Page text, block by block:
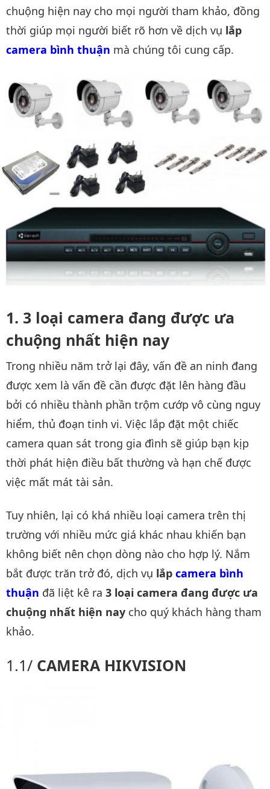
chuộng hiện nay cho mọi người tham khảo, đồng
thời giúp mọi người biết rõ hơn về dịch vụ lắp
camera bình thuận mà chúng tôi cung cấp.
3 loại camera đang được ưa
chuộng nhất hiện nay
Trong nhiều năm trở lại đây, vấn đề an ninh đang
được xem là vấn đề cần được đặt lên hàng đầu
bởi có nhiều thành phần trộm cướp vô cùng nguy
hiểm, thủ đoạn tinh vi. Việc lắp đặt một chiếc
camera quan sát trong gia đình sẽ giúp bạn kịp
thời phát hiện điều bất thường và hạn chế được
việc mất mát tài sản.
Tuy nhiên, lại có khá nhiều loại camera trên thị
trường với nhiều mức giá khác nhau khiến bạn
không biết nên chọn dòng nào cho hợp lý. Nắm
bắt được trăn trở đó, dịch vụ lắp camera bình
thuận đã liệt kê ra 3 loại camera đang được ưa
chuộng nhất hiện nay cho quý khách hàng tham
khảo.
CAMERA HIKVISION